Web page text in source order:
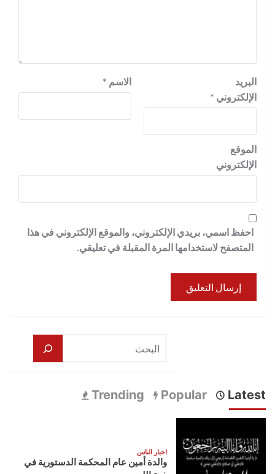
الاسم *
البريد
الإلكتروني *
الموقع
الإلكتروني
احفظ اسمي، بريدي الإلكتروني، والموقع الإلكتروني في هذا
المتصفح لاستخدامها المرة المقبلة في تعليقي.
البحث
Latest
Popular
Trending
اخبار الناس
والدة أمين عام المحكمة الدستورية في